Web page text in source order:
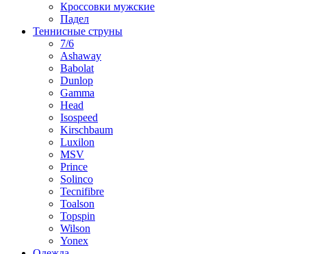
Кроссовки мужские
Падел
Теннисные струны
7/6
Ashaway
Babolat
Dunlop
Gamma
Head
Isospeed
Kirschbaum
Luxilon
MSV
Prince
Solinco
Tecnifibre
Toalson
Topspin
Wilson
Yonex